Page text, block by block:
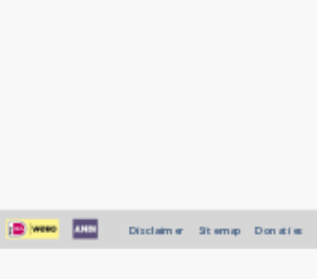
Disclaimer Sitemap Donaties